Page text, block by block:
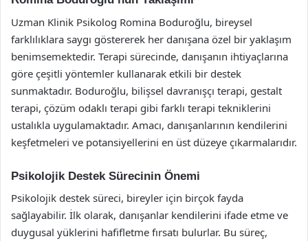
Uzman Klinik Psikolog Romina Boduroğlu, bireysel
farklılıklara saygı göstererek her danışana özel bir yaklaşım
benimsemektedir. Terapi sürecinde, danışanın ihtiyaçlarına
göre çeşitli yöntemler kullanarak etkili bir destek
sunmaktadır. Boduroğlu, bilişsel davranışçı terapi, gestalt
terapi, çözüm odaklı terapi gibi farklı terapi tekniklerini
ustalıkla uygulamaktadır. Amacı, danışanlarının kendilerini
keşfetmeleri ve potansiyellerini en üst düzeye çıkarmalarıdır.
Psikolojik Destek Sürecinin Önemi
Psikolojik destek süreci, bireyler için birçok fayda
sağlayabilir. İlk olarak, danışanlar kendilerini ifade etme ve
duygusal yüklerini hafifletme fırsatı bulurlar. Bu süreç,